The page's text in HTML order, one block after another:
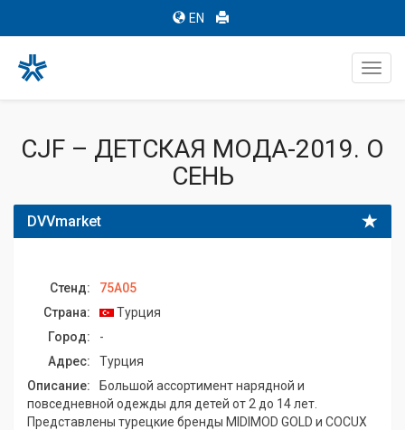
EN
CJF – ДЕТСКАЯ МОДА-2019. О
СЕНЬ
DVVmarket
Стенд:
75A05
Страна:
Турция
Город:
-
Адрес:
Турция
Описание:
Большой ассортимент нарядной и
повседневной одежды для детей от 2 до 14 лет.
Представлены турецкие бренды MIDIMOD GOLD и COCUX